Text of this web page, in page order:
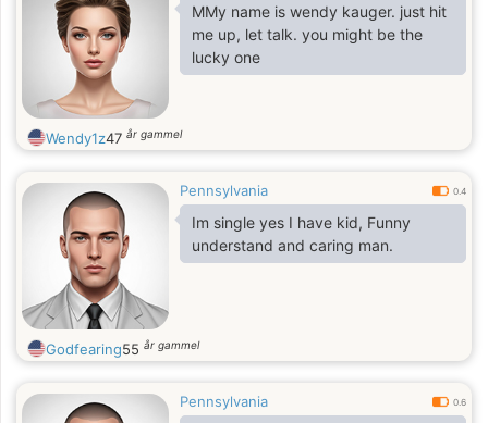
MMy name is wendy kauger. just hit
me up, let talk. you might be the
lucky one
Wendy1z47 år gammel
Pennsylvania 0.4
Im single yes I have kid, Funny
understand and caring man.
Godfearing55 år gammel
Pennsylvania 0.6